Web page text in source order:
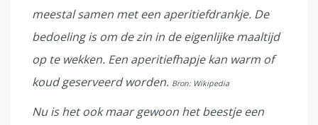
meestal samen met een aperitiefdrankje. De
bedoeling is om de zin in de eigenlijke maaltijd
op te wekken. Een aperitiefhapje kan warm of
koud geserveerd worden. Bron: Wikipedia
Nu is het ook maar gewoon het beestje een